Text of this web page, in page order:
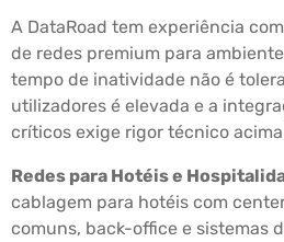
A DataRoad tem experiência
de redes premium para
tempo de inatividade não é
utilizadores é elevada e a
críticos exige rigor técnico
Redes para Hotéis e
cablagem para hotéis com
comuns, back-office e sistemas